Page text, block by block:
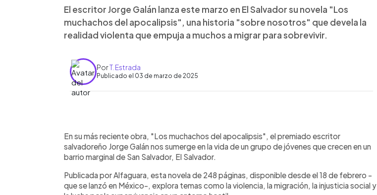
El escritor Jorge Galán lanza este marzo en El Salvador su novela "Los
muchachos del apocalipsis", una historia "sobre nosotros" que devela la
realidad violenta que empuja a muchos a migrar para sobrevivir.
PorT. Estrada
Publicado el 03 de marzo de 2025
Escuchar artículo
En su más reciente obra, "Los muchachos del apocalipsis", el premiado escritor
salvadoreño Jorge Galán nos sumerge en la vida de un grupo de jóvenes que crecen en un
barrio marginal de San Salvador, El Salvador.
Publicada por Alfaguara, esta novela de 248 páginas, disponible desde el 18 de febrero -
que se lanzó en México-, explora temas como la violencia, la migración, la injusticia social y